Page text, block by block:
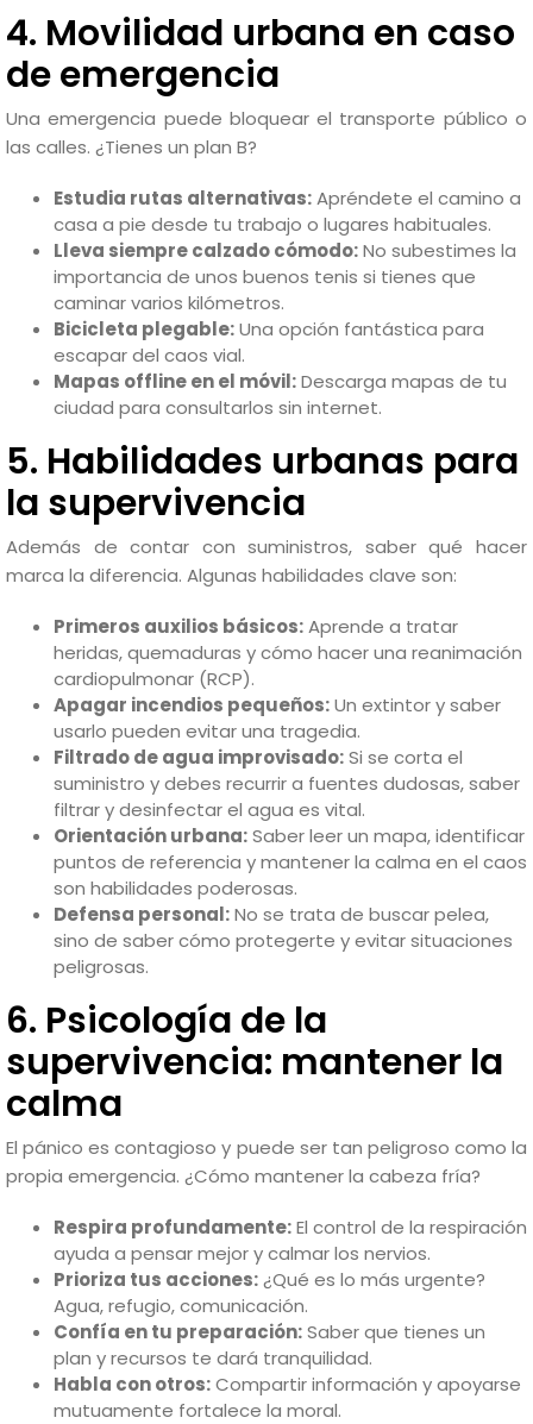
4. Movilidad urbana en caso
de emergencia
Una emergencia puede bloquear el transporte público o
las calles. ¿Tienes un plan B?
Estudia rutas alternativas:Apréndete el camino a
casa a pie desde tu trabajo o lugares habituales.
Lleva siempre calzado cómodo:No subestimes la
importancia de unos buenos tenis si tienes que
caminar varios kilómetros.
Bicicleta plegable:Una opción fantástica para
escapar del caos vial.
Mapas offline en el móvil:Descarga mapas de tu
ciudad para consultarlos sin internet.
5. Habilidades urbanas para
la supervivencia
Además de contar con suministros, saber qué hacer
marca la diferencia. Algunas habilidades clave son:
Primeros auxilios básicos:Aprende a tratar
heridas, quemaduras y cómo hacer una reanimación
cardiopulmonar (RCP).
Apagar incendios pequeños:Un extintor y saber
usarlo pueden evitar una tragedia.
Filtrado de agua improvisado:Si se corta el
suministro y debes recurrir a fuentes dudosas, saber
filtrar y desinfectar el agua es vital.
Orientación urbana:Saber leer un mapa, identificar
puntos de referencia y mantener la calma en el caos
son habilidades poderosas.
Defensa personal:No se trata de buscar pelea,
sino de saber cómo protegerte y evitar situaciones
peligrosas.
6. Psicología de la
supervivencia: mantener la
calma
El pánico es contagioso y puede ser tan peligroso como la
propia emergencia. ¿Cómo mantener la cabeza fría?
Respira profundamente:El control de la respiración
ayuda a pensar mejor y calmar los nervios.
Prioriza tus acciones:¿Qué es lo más urgente?
Agua, refugio, comunicación.
Confía en tu preparación:Saber que tienes un
plan y recursos te dará tranquilidad.
Habla con otros:Compartir información y apoyarse
mutuamente fortalece la moral.